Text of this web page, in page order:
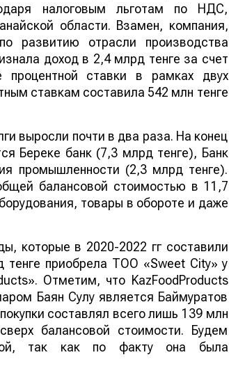
налоговым льготам по НДС,
области. Взамен, компания,
развитию отрасли производства
доход в 2,4 млрд тенге за счет
ставки в рамках двух
ставкам составила 542 млн тенге
выросли почти в два раза. На конец
Береке банк (7,3 млрд тенге), Банк
промышленности (2,3 млрд тенге).
балансовой стоимостью в 11,7
товары в обороте и даже
которые в 2020-2022 гг составили
приобрела ТОО «Sweet City» у
Отметим, что KazFoodProducts
Баян Сулу является Баймуратов
составлял всего лишь 139 млн
балансовой стоимости. Будем
так как по факту она была